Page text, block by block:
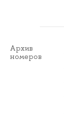
Архив
номеров